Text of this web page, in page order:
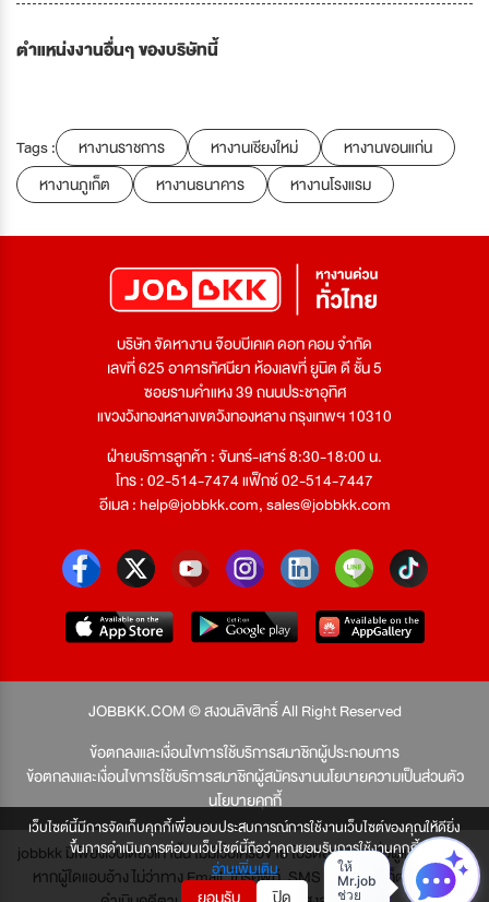
เว็บไซต์นี้มีการจัดเก็บคุกกี้เพื่อมอบประสบการณ์การใช้งานเว็บไซต์ของคุณให้ดียิ่ง
ขึ้นการดำเนินการต่อบนเว็บไซต์นี้ถือว่าคุณยอมรับการใช้งานคุกกี้
อ่านเพิ่มเติม
ตำแหน่งงานอื่นๆ ของบริษัทนี้
Tags : หางานราชการ หางานเชียงใหม่
หางานขอนแก่น
หางานภูเก็ต
หางานธนาคาร หางานโรงแรม
บริษัท จัดหางาน จ๊อบบีเคเค ดอท คอม จำกัด
เลขที่ 625 อาคารทัศนียา ห้องเลขที่ ยูนิต ดี ชั้น 5
ซอยรามคำแหง 39 ถนนประชาอุทิศ
แขวงวังทองหลางเขตวังทองหลาง กรุงเทพฯ 10310
ฝ่ายบริการลูกค้า : จันทร์-เสาร์ 8:30-18:00 น.
โทร : 02-514-7474 แฟ็กซ์ 02-514-7447
อีเมล :help@jobbkk.com,sales@jobbkk.com
JOBBKK.COM © สงวนลิขสิทธิ์ All Right Reserved
ข้อตกลงและเงื่อนไขการใช้บริการสมาชิกผู้ประกอบการ
ข้อตกลงและเงื่อนไขการใช้บริการสมาชิกผู้สมัครงานนโยบายความเป็นส่วนตัว
นโยบายคุกกี้
jobbkk มีเพียงเว็บเดียวเท่านั้น ไม่มีเว็บเครือข่าย โปรดอย่าหลงเชื่อผู้แอบอ้าง และ
หากผู้ใดแอบอ้าง ไม่ว่าทาง Email, โทรศัพท์, SMS หรือทางใดก็ตาม จะถูก